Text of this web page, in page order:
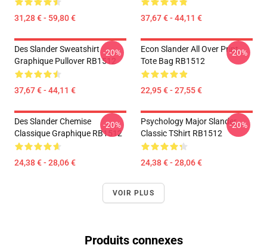
31,28 € - 59,80 € 37,67 € - 44,11 €
Des Slander Sweatshirt
Graphique Pullover RB1512
37,67 € - 44,11 €
-20%
Econ Slander All Over Print
Tote Bag RB1512
22,95 € - 27,55 €
-20%
Des Slander Chemise
Classique Graphique RB1512
24,38 € - 28,06 €
-20%
Psychology Major Slander
Classic TShirt RB1512
24,38 € - 28,06 €
-20%
VOIR PLUS
Produits connexes